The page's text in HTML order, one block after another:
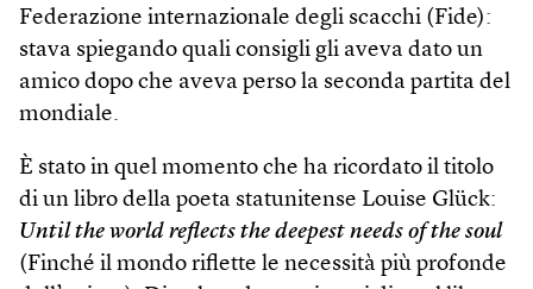
Federazione internazionale degli scacchi (Fide):
stava spiegando quali consigli gli aveva dato un
amico dopo che aveva perso la seconda partita del
mondiale.
È stato in quel momento che ha ricordato il titolo
di un libro della poeta statunitense Louise Glück:
Until the world reflects the deepest needs of the soul
(Finché il mondo riflette le necessità più profonde